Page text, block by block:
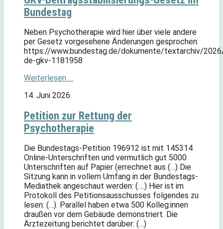
Bundestag
Neben Psychotherapie wird hier über viele andere
per Gesetz vorgesehene Änderungen gesprochen:
https://www.bundestag.de/dokumente/textarchiv/
de-gkv-1181958
Weiterlesen …
14. Juni 2026
Petition zur Rettung der
Psychotherapie
Die Bundestags-Petition 196912 ist mit 145314
Online-Unterschriften und vermutlich gut 5000
Unterschriften auf Papier (errechnet aus (…) Die
Sitzung kann in vollem Umfang in der Bundestags-
Mediathek angeschaut werden: (….) Hier ist im
Protokoll des Petitionsausschusses folgendes zu
lesen: (…). Parallel haben etwa 500 Kolleg:innen
draußen vor dem Gebäude demonstriert. Die
Ärztezeitung berichtet darüber: (…)